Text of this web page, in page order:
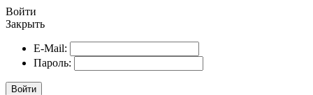
Войти
Закрыть
E-Mail:
Пароль:
Войти